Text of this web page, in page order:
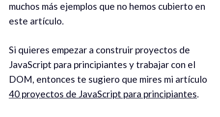
muchos más ejemplos que no hemos cubierto en
este artículo.
Si quieres empezar a construir proyectos de
JavaScript para principiantes y trabajar con el
DOM, entonces te sugiero que mires mi artículo
40 proyectos de JavaScript para principiantes